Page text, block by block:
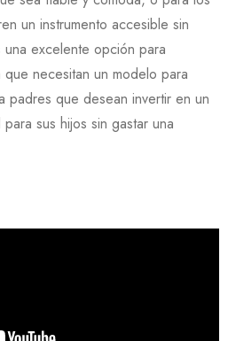
un instrumento accesible sin
excelente opción para
necesitan un modelo para
padres que desean invertir en un
sus hijos sin gastar una